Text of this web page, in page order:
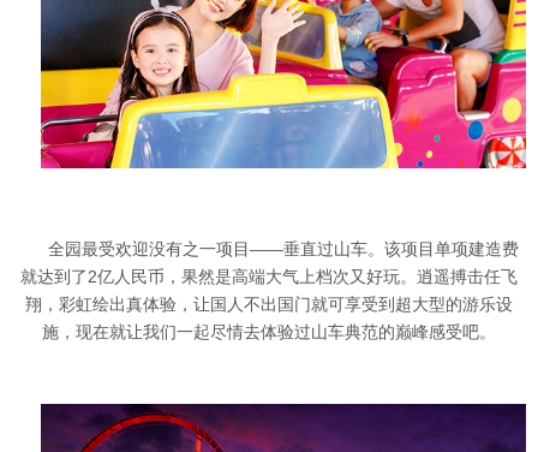
全园最受欢迎没有之一项目——垂直过山车。该项目单项建造费
就达到了2亿人民币，果然是高端大气上档次又好玩。 逍遥搏击任飞
翔，彩虹绘出真体验，让国人不出国门就可享受到超大型的游乐设
施，现在就让我们一起尽情去体验过山车典范的巅峰感受吧。